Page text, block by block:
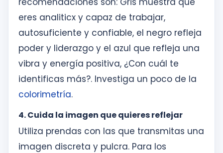
eres analiticx y capaz de trabajar,
autosuficiente y confiable, el negro refleja
poder y liderazgo y el azul que refleja una
vibra y energía positiva, ¿Con cuál te
identificas más?. Investiga un poco de la
colorimetría.
4. Cuida la imagen que quieres reflejar
Utiliza prendas con las que transmitas una
imagen discreta y pulcra. Para los